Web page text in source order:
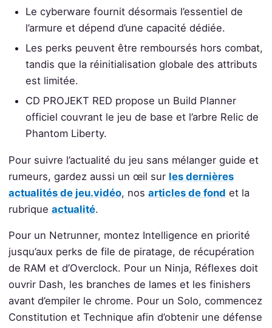
Le cyberware fournit désormais l’essentiel de
l’armure et dépend d’une capacité dédiée.
Les perks peuvent être remboursés hors combat,
tandis que la réinitialisation globale des attributs
est limitée.
CD PROJEKT RED propose un Build Planner
officiel couvrant le jeu de base et l’arbre Relic de
Phantom Liberty.
Pour suivre l’actualité du jeu sans mélanger guide et
rumeurs, gardez aussi un œil sur les dernières
actualités de jeu.vidéo, nos articles de fond et la
rubrique actualité.
Pour un Netrunner, montez Intelligence en priorité
jusqu’aux perks de file de piratage, de récupération
de RAM et d’Overclock. Pour un Ninja, Réflexes doit
ouvrir Dash, les branches de lames et les finishers
avant d’empiler le chrome. Pour un Solo, commencez
Constitution et Technique afin d’obtenir une défense